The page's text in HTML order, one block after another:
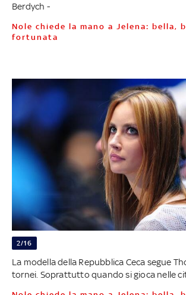
Berdych -
Nole chiede la mano a Jelena: bella, benedetta e
fortunata
2/16
La modella della Repubblica Ceca segue
tornei. Soprattutto quando si gioca nelle